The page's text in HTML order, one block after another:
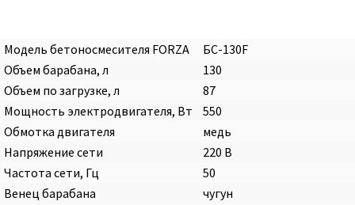
Модель бетоносмесителя FORZA
БС-130F
Объем барабана, л
130
Объем по загрузке, л
87
Мощность электродвигателя, Вт
550
Обмотка двигателя
медь
Напряжение сети
220 В
Частота сети, Гц
50
Венец барабана
чугун